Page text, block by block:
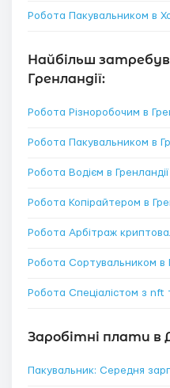
Робота Пакувальником в
Найбільш
Гренландії:
Робота Різноробочим в
Робота Пакувальником в
Робота Водієм в Гренландії
Робота Копірайтером в
Робота Арбітраж
Робота Сортувальником в
Заробітні плати в
Пакувальник: Середня